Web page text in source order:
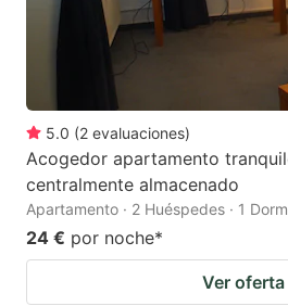
5.0 (2 evaluaciones)
Acogedor apartamento
centralmente almacenado
Apartamento · 2 Huéspedes · 1
24 € por noche*
Ver oferta